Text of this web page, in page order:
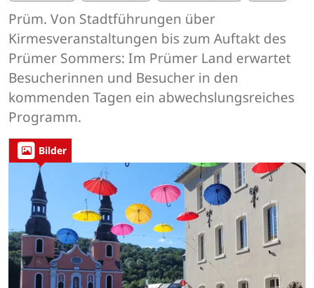
Prüm. Von Stadtführungen über
Kirmesveranstaltungen bis zum Auftakt des
Prümer Sommers: Im Prümer Land erwartet
Besucherinnen und Besucher in den
kommenden Tagen ein abwechslungsreiches
Programm.
Bilder